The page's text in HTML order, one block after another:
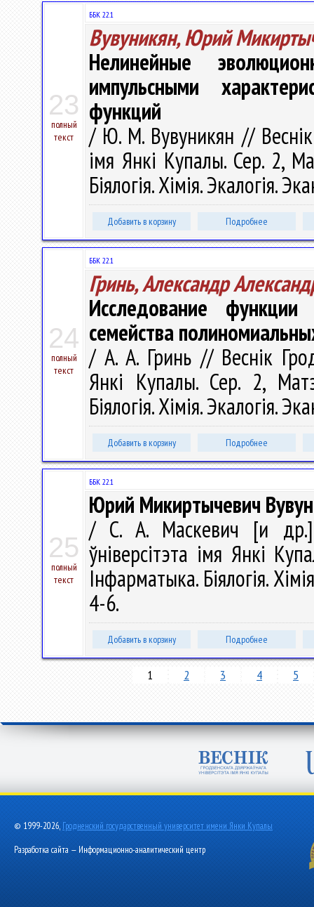
23
полный
текст
ББК 22.1
Вувуникян, Юрий
Нелинейные
импульсными
функций
/ Ю. М. Вувуникян // Веснік
імя Янкі Купалы. Сер. 2,
Біялогія. Хімія. Экалогія.
Добавить в корзину Подробнее
24
полный
текст
ББК 22.1
Гринь, Александр
Исследование функции
семейства
/ А. А. Гринь // Веснік
Янкі Купалы. Сер. 2,
Біялогія. Хімія. Экалогія.
Добавить в корзину Подробнее
25
полный
текст
ББК 22.1
Юрий Микиртычевич
/ С. А. Маскевич [и др.]
ўніверсітэта імя Янкі
Інфарматыка. Біялогія.
4-6.
Добавить в корзину Подробнее
1 2 3 4 5
© 1999-2026, Гродненский государственный университет имени Янки Купалы
Разработка сайта — Информационно-аналитический центр